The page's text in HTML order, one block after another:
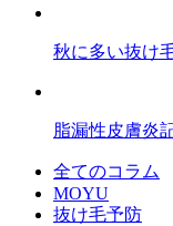
秋に多い抜け
脂漏性皮膚炎
全てのコラム
MOYU
抜け毛予防